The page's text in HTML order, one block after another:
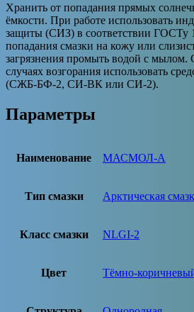
Хранить от попадания прямых
ёмкости. При работе использовать
защиты (СИЗ) в соответствии ГОСТу
попадания смазки на кожу или
загрязнения промыть водой с мылом.
случаях возгорания использовать
(СЖБ-БФ-2, СИ-ВК или СИ-2).
Параметры
Наименование МАСМОЛ-А
Тип смазки Арктическая
Класс смазки NLGI-2
Цвет Тёмно-